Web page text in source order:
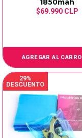
1850mah
$69.990 CLP
AGREGAR AL CARRO
29%
DESCUENTO